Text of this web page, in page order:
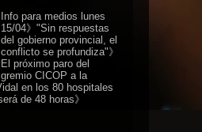
Info para medios lunes
15/04》"Sin respuestas
del gobierno provincial, el
conflicto se profundiza"》
El próximo paro del
gremio CICOP a la
en los 80 hospitales
de 48 horas》